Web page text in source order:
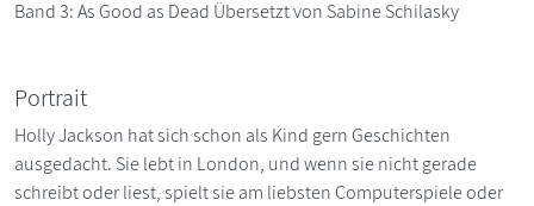
Band 3: As Good as Dead Übersetzt von Sabine Schilasky
Portrait
Holly Jackson hat sich schon als Kind gern Geschichten
ausgedacht. Sie lebt in London, und wenn sie nicht gerade
schreibt oder liest, spielt sie am liebsten Computerspiele oder